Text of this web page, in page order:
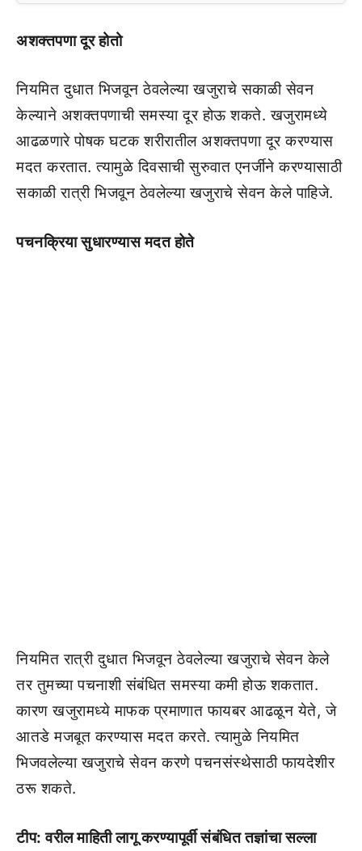
अशक्तपणा दूर होतो
नियमित दुधात भिजवून ठेवलेल्या खजुराचे सकाळी सेवन
केल्याने अशक्तपणाची समस्या दूर होऊ शकते. खजुरामध्ये
आढळणारे पोषक घटक शरीरातील अशक्तपणा दूर करण्यास
मदत करतात. त्यामुळे दिवसाची सुरुवात एनर्जीने करण्यासाठी
सकाळी रात्री भिजवून ठेवलेल्या खजुराचे सेवन केले पाहिजे.
पचनक्रिया सुधारण्यास मदत होते
नियमित रात्री दुधात भिजवून ठेवलेल्या खजुराचे सेवन केले
तर तुमच्या पचनाशी संबंधित समस्या कमी होऊ शकतात.
कारण खजुरामध्ये माफक प्रमाणात फायबर आढळून येते, जे
आतडे मजबूत करण्यास मदत करते. त्यामुळे नियमित
भिजवलेल्या खजुराचे सेवन करणे पचनसंस्थेसाठी फायदेशीर
ठरू शकते.
टीप: वरील माहिती लागू करण्यापूर्वी संबंधित तज्ञांचा सल्ला